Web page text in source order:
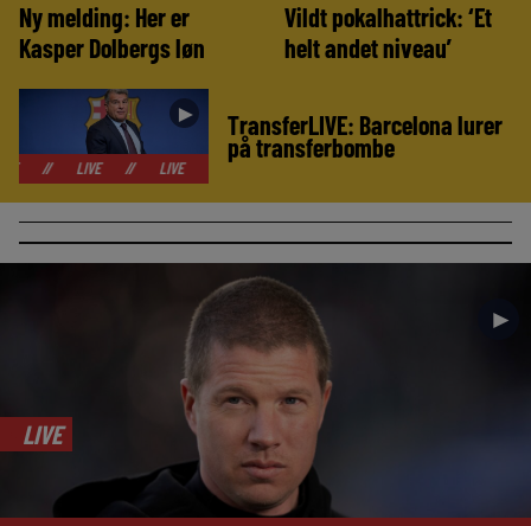
Ny melding: Her er
Kasper Dolbergs løn
Vildt pokalhattrick: ‘Et
helt andet niveau’
►
LIVE LIVE LIVE //
TransferLIVE: Barcelona lurer
på transferbombe
►
LIVE